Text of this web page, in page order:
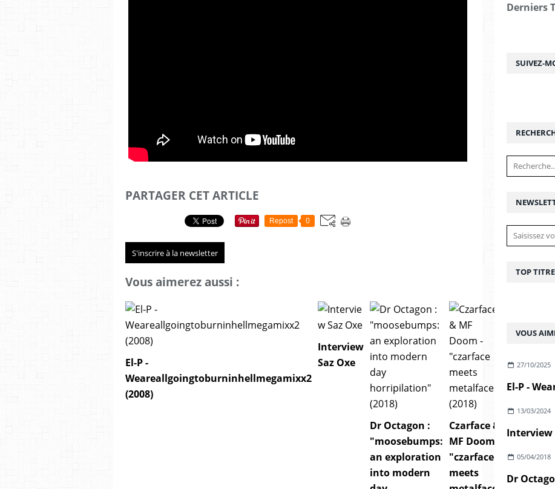
PARTAGER CET ARTICLE
Repost 0
S'inscrire à la newsletter
Vous aimerez aussi :
El-P -
Weareallgoingtoburninhellmegamixx2
(2008)
Interview
Saz Oxe
Dr Octagon :
"moosebumps:
an exploration
into modern
Czarface &
MF Doom -
"czarface
meets
SUIVEZ-
VOUS
27/10/2025
13/03/2024
Interview
05/04/2018
Derniers
TOP